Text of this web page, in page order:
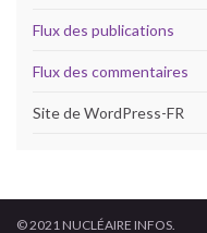
Flux des publications
Flux des commentaires
Site de WordPress-FR
© 2021 NUCLÉAIRE INFOS.